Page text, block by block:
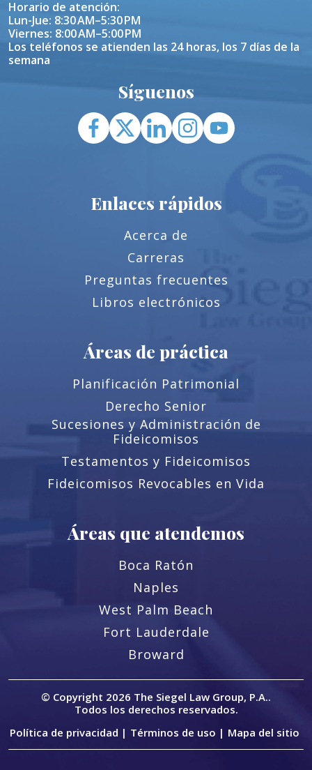
Horario de atención:
Lun-Jue: 8:30 AM–5:30 PM
Viernes: 8:00 AM–5:00 PM
Los teléfonos se atienden las 24 horas, los 7 días de la
semana
Síguenos
Enlaces rápidos
Acerca de
Carreras
Preguntas frecuentes
Libros electrónicos
Áreas de práctica
Planificación Patrimonial
Derecho Senior
Sucesiones y Administración de
Fideicomisos
Testamentos y Fideicomisos
Fideicomisos Revocables en Vida
Áreas que atendemos
Boca Ratón
Naples
West Palm Beach
Fort Lauderdale
Broward
© Copyright 2026 The Siegel Law Group, P.A..
Todos los derechos reservados.
Política de privacidad | Términos de uso | Mapa del sitio